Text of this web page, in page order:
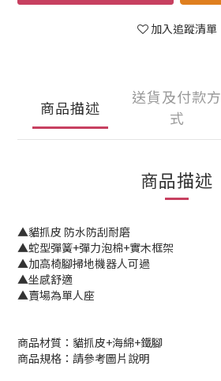
加入追蹤清單
商品描述
送貨及付款方
式
商品描述
▲貓抓皮 防水防刮耐磨
▲蛇型彈簧+彈力泡棉+實木框架
▲加高椅腳掃地機器人可過
▲坐感舒適
▲賣場為單人座
商品材質：貓抓皮+海綿+鐵腳
商品規格：請參考圖片說明